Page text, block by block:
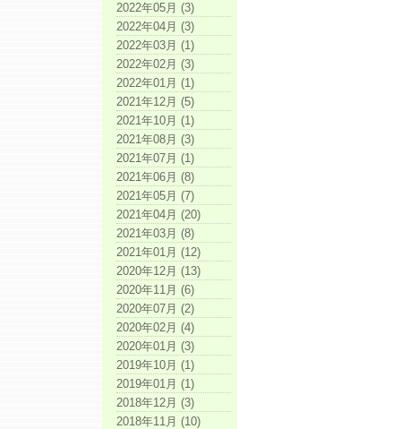
2022年05月 (3)
2022年04月 (3)
2022年03月 (1)
2022年02月 (3)
2022年01月 (1)
2021年12月 (5)
2021年10月 (1)
2021年08月 (3)
2021年07月 (1)
2021年06月 (8)
2021年05月 (7)
2021年04月 (20)
2021年03月 (8)
2021年01月 (12)
2020年12月 (13)
2020年11月 (6)
2020年07月 (2)
2020年02月 (4)
2020年01月 (3)
2019年10月 (1)
2019年01月 (1)
2018年12月 (3)
2018年11月 (10)